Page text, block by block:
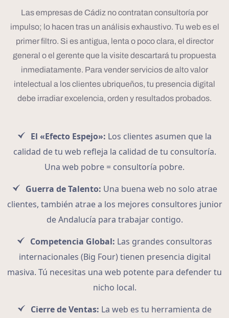
Las empresas de Cádiz no contratan consultoría por
impulso; lo hacen tras un análisis exhaustivo. Tu web es el
primer filtro. Si es antigua, lenta o poco clara, el director
general o el gerente que la visite descartará tu propuesta
inmediatamente. Para vender servicios de alto valor
intelectual a los clientes ubriqueños, tu presencia digital
debe irradiar excelencia, orden y resultados probados.
El «Efecto Espejo»: Los clientes asumen que la
calidad de tu web refleja la calidad de tu consultoría.
Una web pobre = consultoría pobre.
Guerra de Talento: Una buena web no solo atrae
clientes, también atrae a los mejores consultores junior
de Andalucía para trabajar contigo.
Competencia Global: Las grandes consultoras
internacionales (Big Four) tienen presencia digital
masiva. Tú necesitas una web potente para defender tu
nicho local.
Cierre de Ventas: La web es tu herramienta de